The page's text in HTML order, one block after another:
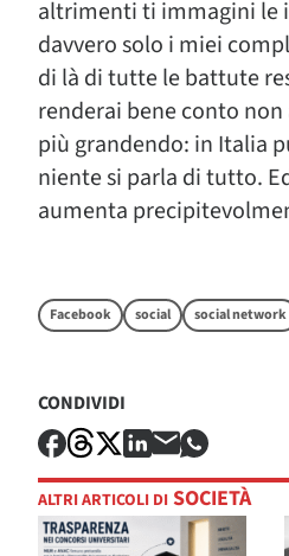
altrimenti ti immagini le
davvero solo i miei
di là di tutte le battute
renderai bene conto non
più grandendo: in Italia
niente si parla di tutto.
aumenta
Facebook social social network
CONDIVIDI
ALTRI ARTICOLI DI SOCIETÀ